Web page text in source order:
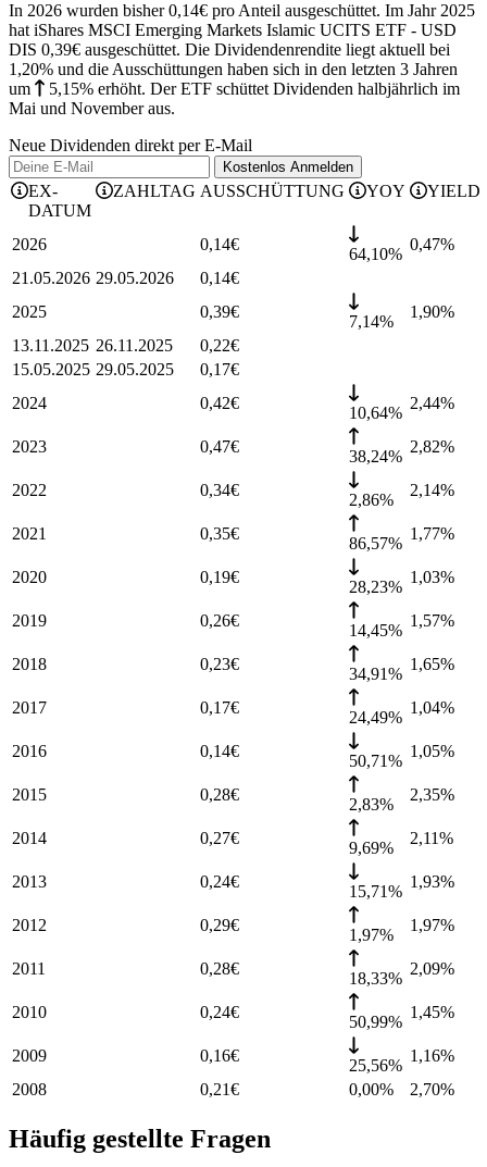
In 2026 wurden bisher 0,14€ pro Anteil ausgeschüttet. Im Jahr 2025
hat iShares MSCI Emerging Markets Islamic UCITS ETF - USD
DIS 0,39€ ausgeschüttet. Die Dividendenrendite liegt aktuell bei
1,20% und die Ausschüttungen haben sich in den letzten 3 Jahren
um
5,15% erhöht. Der ETF schüttet Dividenden halbjährlich im
Mai und November aus.
Neue Dividenden direkt per E-Mail
Kostenlos Anmelden
EX-
DATUM
ZAHLTAG AUSSCHÜTTUNG YOY YIELD
2026 0,14€
64,10%
0,47%
21.05.2026 29.05.2026 0,14€
2025
0,39€
7,14%
1,90%
13.11.2025 26.11.2025 0,22€
15.05.2025 29.05.2025 0,17€
2024
0,42€
10,64%
2,44%
2023 0,47€
38,24%
2,82%
2022 0,34€
2,86%
2,14%
2021 0,35€
86,57%
1,77%
2020 0,19€
28,23%
1,03%
2019 0,26€
14,45%
1,57%
2018 0,23€
34,91%
1,65%
2017 0,17€
24,49%
1,04%
2016 0,14€
50,71%
1,05%
2015 0,28€
2,83%
2,35%
2014 0,27€
9,69%
2,11%
2013 0,24€
15,71%
1,93%
2012 0,29€
1,97%
1,97%
2011 0,28€
18,33%
2,09%
2010 0,24€
50,99%
1,45%
2009 0,16€
25,56%
1,16%
2008
0,21€ 0,00% 2,70%
Häufig gestellte Fragen